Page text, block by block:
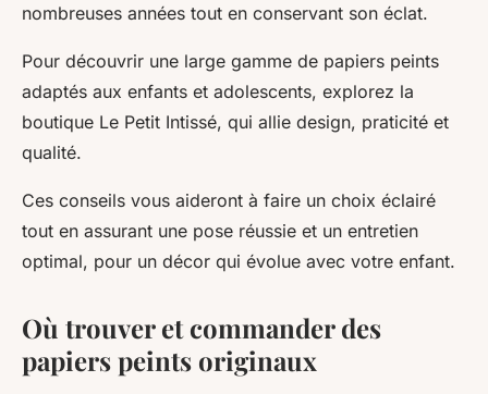
nombreuses années tout en conservant son éclat.
Pour découvrir une large gamme de papiers peints
adaptés aux enfants et adolescents, explorez la
boutique Le Petit Intissé, qui allie design, praticité et
qualité.
Ces conseils vous aideront à faire un choix éclairé
tout en assurant une pose réussie et un entretien
optimal, pour un décor qui évolue avec votre enfant.
Où trouver et commander des
papiers peints originaux